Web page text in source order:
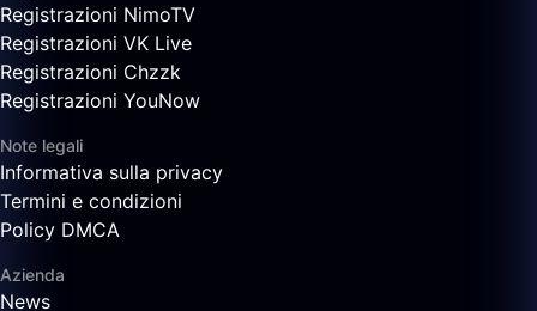
Registrazioni NimoTV
Registrazioni VK Live
Registrazioni Chzzk
Registrazioni YouNow
Note legali
Informativa sulla privacy
Termini e condizioni
Policy DMCA
Azienda
News